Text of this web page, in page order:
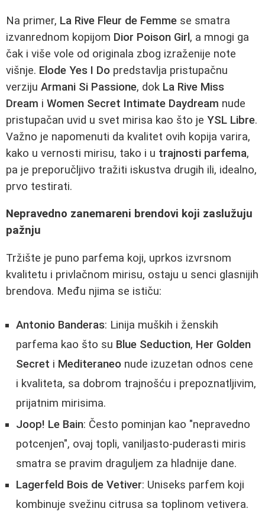
Na primer, La Rive Fleur de Femme se smatra
izvanrednom kopijom Dior Poison Girl, a mnogi ga
čak i više vole od originala zbog izraženije note
višnje. Elode Yes I Do predstavlja pristupačnu
verziju Armani Si Passione, dok La Rive Miss
Dream i Women Secret Intimate Daydream nude
pristupačan uvid u svet mirisa kao što je YSL Libre.
Važno je napomenuti da kvalitet ovih kopija varira,
kako u vernosti mirisu, tako i u trajnosti parfema,
pa je preporučljivo tražiti iskustva drugih ili, idealno,
prvo testirati.
Nepravedno zanemareni brendovi koji zaslužuju
pažnju
Tržište je puno parfema koji, uprkos izvrsnom
kvalitetu i privlačnom mirisu, ostaju u senci glasnijih
brendova. Među njima se ističu:
Antonio Banderas: Linija muških i ženskih
parfema kao što su Blue Seduction, Her Golden
Secret i Mediteraneo nude izuzetan odnos cene
i kvaliteta, sa dobrom trajnošću i prepoznatljivim,
prijatnim mirisima.
Joop! Le Bain: Često pominjan kao "nepravedno
potcenjen", ovaj topli, vaniljasto-puderasti miris
smatra se pravim draguljem za hladnije dane.
Lagerfeld Bois de Vetiver: Uniseks parfem koji
kombinuje svežinu citrusa sa toplinom vetivera.